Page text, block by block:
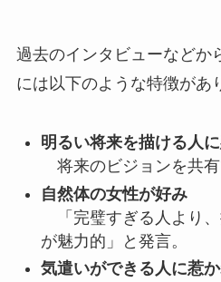
過去のインタビューなどか
には以下のような特徴があ
明るい将来を描ける人
将来のビジョンを共有
自然体の女性が好み
「完璧すぎる人より
が魅力的」と発言。
気遣いができる人に惹